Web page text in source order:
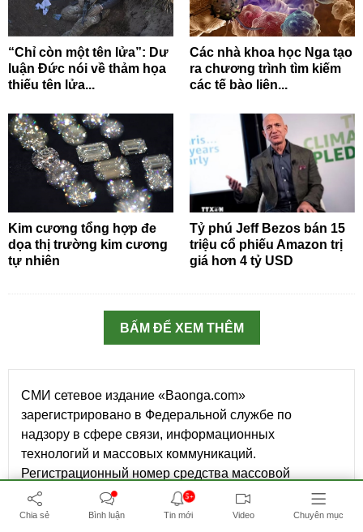
“Chỉ còn một tên lửa”: Dư
luận Đức nói về thảm họa
thiếu tên lửa...
Các nhà khoa học Nga tạo
ra chương trình tìm kiếm
các tế bào liên...
Kim cương tổng hợp đe
dọa thị trường kim cương
tự nhiên
Tỷ phú Jeff Bezos bán 15
triệu cổ phiếu Amazon trị
giá hơn 4 tỷ USD
BẤM ĐỂ XEM THÊM
СМИ сетевое издание «Baonga.com»
зарегистрировано в Федеральной службе по
надзору в сфере связи, информационных
технологий и массовых коммуникаций.
Регистрационный номер средства массовой
информации Эл № ФС77-73891 от 29 октября 2018
г.Учредитель Ха Вьет Лонг, номер телефона: +7(905)
Chia sẻ Bình luận
5+
Tin mới Video Chuyên mục